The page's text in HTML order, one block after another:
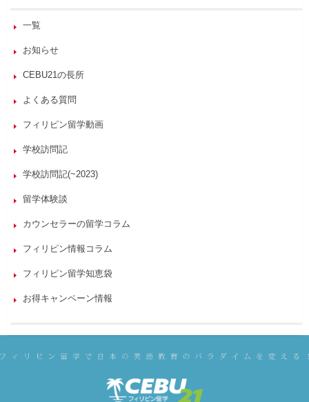
一覧
お知らせ
CEBU21の長所
よくある質問
フィリピン留学動画
学校訪問記
学校訪問記(~2023)
留学体験談
カウンセラーの留学コラム
フィリピン情報コラム
フィリピン留学知恵袋
お得キャンペーン情報